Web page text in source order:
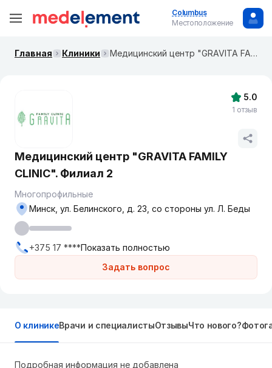
Columbus
Местоположение
Главная Клиники Медицинский центр "GRAVITA FAMILY CLINIC". Филиал 2
Медицинский центр "GRAVITA FAMILY
CLINIC". Филиал 2
Многопрофильные
Задать вопрос
Минск, ул. Белинского, д. 23, со стороны ул. Л. Беды
+375 17 ****Показать полностью
5.0
1 отзыв
О клиникеВрачи и специалистыОтзывыЧто нового?
Подробная информация не добавлена